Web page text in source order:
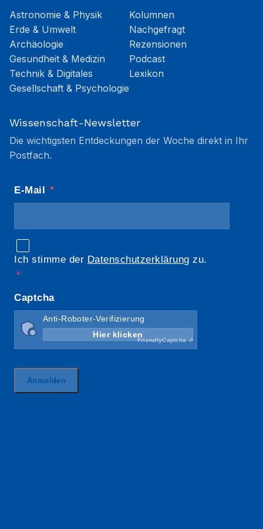
Astronomie & Physik
Erde & Umwelt
Archäologie
Gesundheit & Medizin
Technik & Digitales
Gesellschaft & Psychologie
Kolumnen
Nachgefragt
Rezensionen
Podcast
Lexikon
Wissenschaft-Newsletter
Die wichtigsten Entdeckungen der Woche direkt in Ihr
Postfach.